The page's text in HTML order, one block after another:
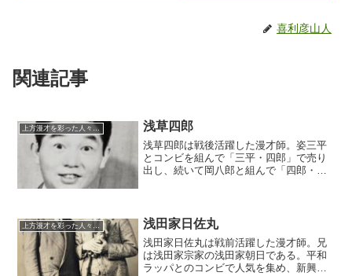
喜利彦山人
関連記事
上方漫才を彩った人々（仮） 浅草四郎
浅草四郎は戦後活躍した漫才師。姿三平
とコンビを組んで「三平・四郎」で売り
出し、続いて岡八郎と組んで「四郎・八
酒のために遂に前途をしくじり、自殺を
遂げた。
上方漫才を彩った人々（仮） 浅田家日佐丸
浅田家日佐丸は戦前活躍した漫才師。兄
は浅田家宗家の浅田家朝日である。平和
ラッパとのコンビで人気を集め、新興演